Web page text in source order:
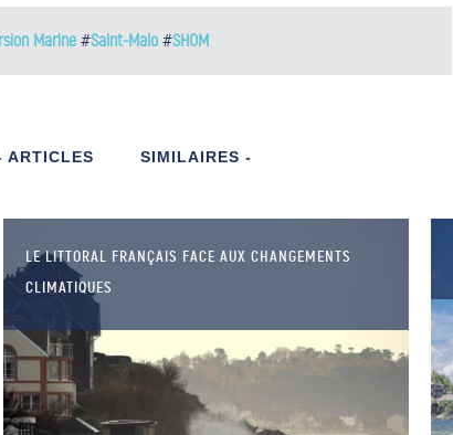
Marine #Saint-Malo #SHOM
ARTICLES SIMILAIRES -
LE LITTORAL FRANÇAIS FACE AUX CHANGEMENTS
CLIMATIQUES